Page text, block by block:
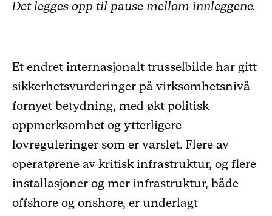
Det legges opp til pause mellom innleggene.
Et endret internasjonalt trusselbilde har gitt
sikkerhetsvurderinger på virksomhetsnivå
fornyet betydning, med økt politisk
oppmerksomhet og ytterligere
lovreguleringer som er varslet. Flere av
operatørene av kritisk infrastruktur, og flere
installasjoner og mer infrastruktur, både
offshore og onshore, er underlagt